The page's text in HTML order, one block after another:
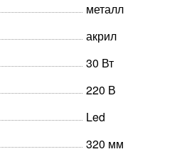
металл
акрил
30 Вт
220 В
Led
320 мм